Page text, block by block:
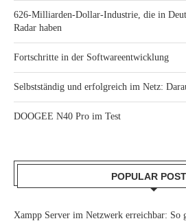
626-Milliarden-Dollar-Industrie, die in
Radar haben
Fortschritte in der Softwareentwicklung
Selbstständig und erfolgreich im Netz:
DOOGEE N40 Pro im Test
POPULAR
Xampp Server im Netzwerk erreichbar: So